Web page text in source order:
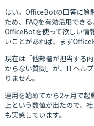
はい。OfficeBotの回答に質
ため、FAQを有効活用でき
OfficeBotを使って欲しい情
いことがあれば、まず
現在は「他部署が担当する
からない質問」が、ITヘル
りません。
運用を始めてから2ヶ月で
上という数値が出たので、
も実感しています。